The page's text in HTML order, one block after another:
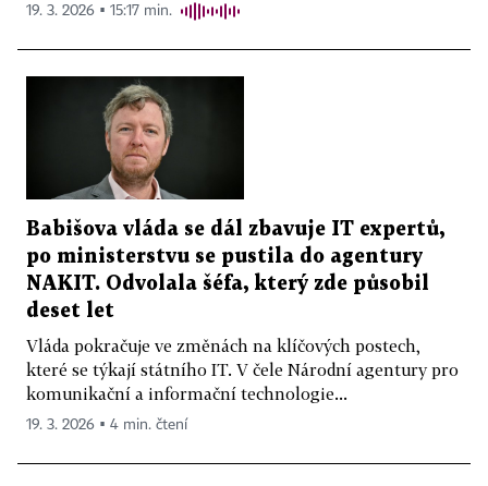
19. 3. 2026 ▪ 15:17 min.
Babišova vláda se dál zbavuje IT expertů,
po ministerstvu se pustila do agentury
NAKIT. Odvolala šéfa, který zde působil
deset let
Vláda pokračuje ve změnách na klíčových postech,
které se týkají státního IT. V čele Národní agentury pro
komunikační a informační technologie...
19. 3. 2026 ▪ 4 min. čtení